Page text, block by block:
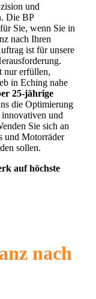
und
Die BP
Sie, wenn Sie in
nach Ihren
ist für unsere
nur erfüllen,
in Eching nahe
25-jährige
die Optimierung
innovativen und
Sie sich an
und Motorräder
sollen.
auf höchste
nach